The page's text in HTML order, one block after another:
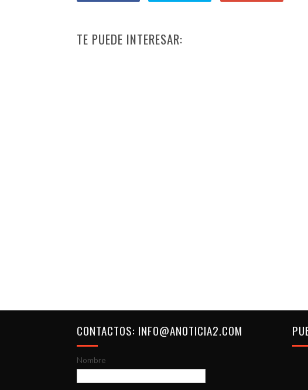
TE PUEDE INTERESAR:
CONTACTOS: INFO@ANOTICIA2.COM
Nombre